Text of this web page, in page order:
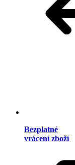
Bezplatné
vrácení zboží